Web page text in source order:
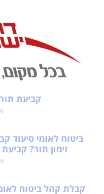
קביעת
ביטוח לאומי סיעוד
זימון תור?
קבלת קהל ביטוח